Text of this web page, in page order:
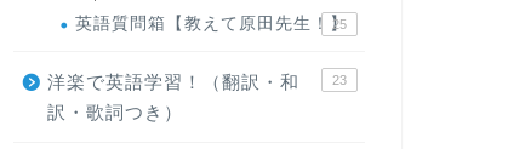
英語質問箱【教えて原田先生！】
25
洋楽で英語学習！（翻訳・和
訳・歌詞つき）
23